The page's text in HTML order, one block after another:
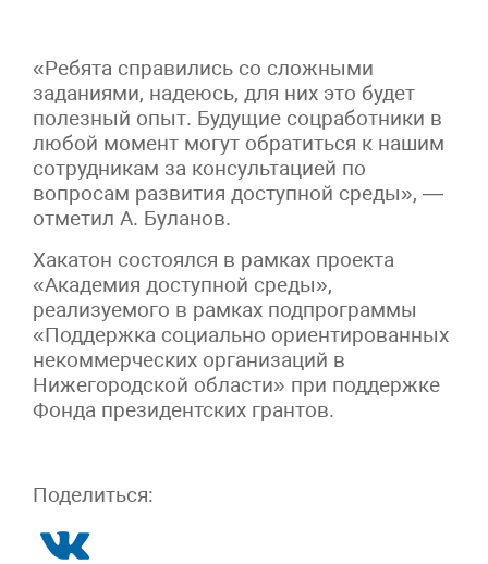
«Ребята справились со сложными
заданиями, надеюсь, для них это будет
полезный опыт. Будущие соцработники в
любой момент могут обратиться к нашим
сотрудникам за консультацией по
вопросам развития доступной среды», —
отметил А. Буланов.
Хакатон состоялся в рамках проекта
«Академия доступной среды»,
реализуемого в рамках подпрограммы
«Поддержка социально ориентированных
некоммерческих организаций в
Нижегородской области» при поддержке
Фонда президентских грантов.
Поделиться: